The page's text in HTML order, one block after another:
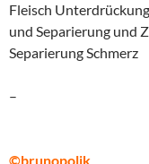
Fleisch Unterdrückung
und Separierung und
Separierung Schmerz
–
©brunopolik